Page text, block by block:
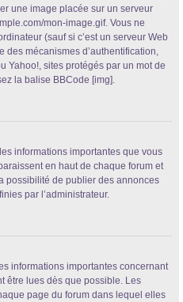
une image placée sur un serveur
mon-image.gif. Vous ne
(sauf si c’est un serveur Web
mécanismes d’authentification,
Yahoo!, sites protégés par un mot de
la balise BBCode [img].
informations importantes que vous
en haut de chaque forum et
possibilité de publier des annonces
par l’administrateur.
informations importantes concernant
être lues dès que possible. Les
page du forum dans lequel elles